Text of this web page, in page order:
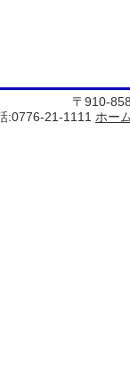
〒910-
:0776-21-1111 ホー